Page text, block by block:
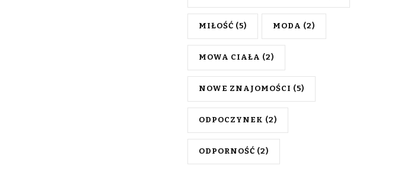
MIŁOŚĆ (5) MODA (2)
MOWA CIAŁA (2)
NOWE ZNAJOMOŚCI (5)
ODPOCZYNEK (2)
ODPORNOŚĆ (2)